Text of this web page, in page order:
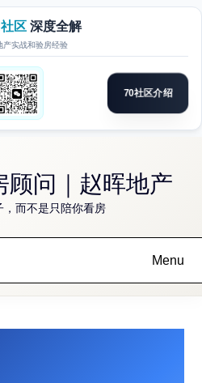
顾问｜赵晖地产
，而不是只陪你看房
Menu